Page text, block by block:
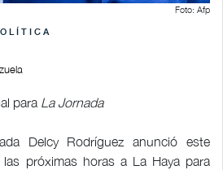
Foto: Afp
para La Jornada
Delcy Rodríguez anunció este
próximas horas a La Haya para